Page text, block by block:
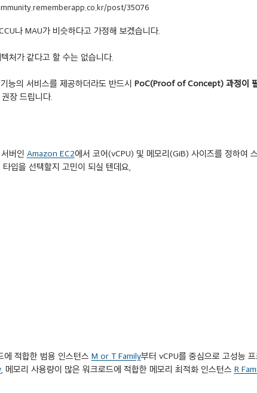
post/35076
나 MAU가 비슷하다고 가정해 보겠습니다.
처가 같다고 할 수는 없습니다.
능의 서비스를 제공하더라도 반드시 PoC(Proof of Concept) 과정이
장 드립니다.
버인 Amazon EC2에서 코어(vCPU) 및 메모리(GiB) 사이즈를 정하여
입을 선택할지 고민이 되실 텐데요,
에 적합한 범용 인스턴스 M or T Family부터 vCPU를 중심으로 고성능
, 메모리 사용량이 많은 워크로드에 적합한 메모리 최적화 인스턴스 R